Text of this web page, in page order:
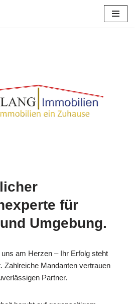
für
Umgebung.
am Herzen – Ihr Erfolg steht
Zahlreiche Mandanten vertrauen
Partner.